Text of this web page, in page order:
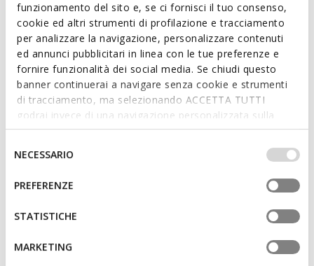
funzionamento del sito e, se ci fornisci il tuo consenso,
cookie ed altri strumenti di profilazione e tracciamento
per analizzare la navigazione, personalizzare contenuti
ed annunci pubblicitari in linea con le tue preferenze e
fornire funzionalità dei social media. Se chiudi questo
banner continuerai a navigare senza cookie e strumenti
di tracciamento, ma selezionando ACCETTA TUTTI
godrai invece di una navigazione personalizzata sulla
base dei tuoi gusti ed interessi. Selezionando
IMPOSTAZIONI potrai anche scegliere quali cookies ed
altri strumenti di tracciamento autorizzare. Per maggiori
informazioni o per modificare in qualsiasi momento le
tue impostazioni, visita la nostra
consenso
NECESSARIO
PREFERENZE
STATISTICHE
MARKETING
Características
Ao adquirir este produto, está a apoiar as
fábricas de curtumes certificadas pelo
Leather Working Group
Amortecimento ideal que oferece proteção e absorção
de impactos e solicitações
Altura da sola: 5,5 cm / 2,2"
Calçado leve
Fecho com atacadores; Palmilha extraível